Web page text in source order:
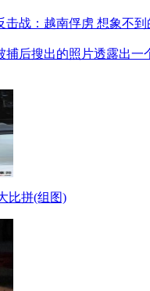
击战：越南俘虏 想象不到
捕后搜出的照片透露出一
比拼(组图)